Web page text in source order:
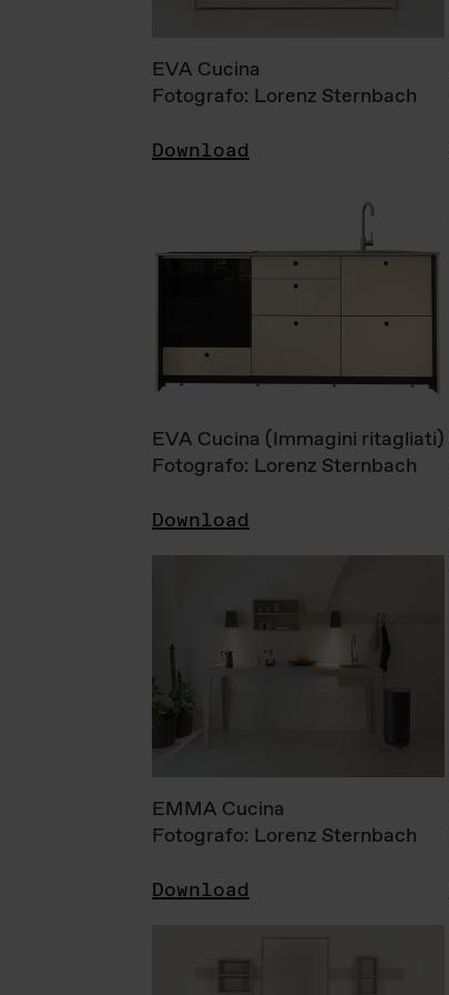
EVA Cucina
Fotografo: Lorenz Sternbach
Download
EVA Cucina (Immagini ritagliati)
Fotografo: Lorenz Sternbach
Download
EMMA Cucina
Fotografo: Lorenz Sternbach
Download